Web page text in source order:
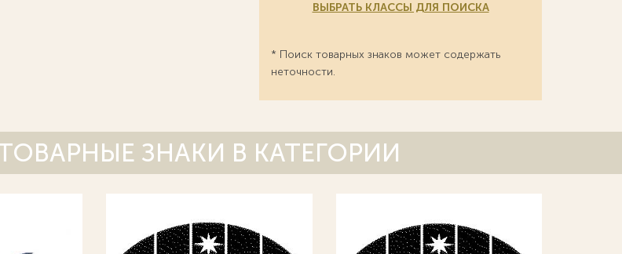
ВЫБРАТЬ КЛАССЫ ДЛЯ ПОИСКА
* Поиск товарных знаков может содержать
неточности.
ЗНАКИ В КАТЕГОРИИ